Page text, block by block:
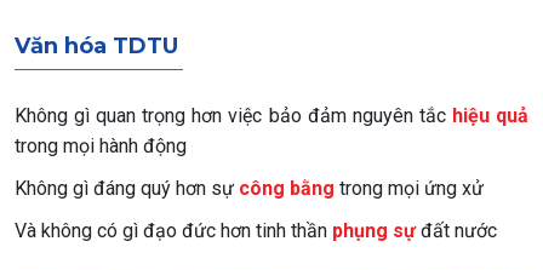
Văn hóa TDTU
Không gì quan trọng hơn việc bảo đảm nguyên tắc hiệu quả
trong mọi hành động
Không gì đáng quý hơn sự công bằng trong mọi ứng xử
Và không có gì đạo đức hơn tinh thần phụng sựđất nước